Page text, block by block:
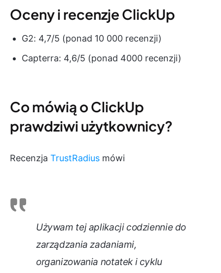
Oceny i recenzje ClickUp
G2: 4,7/5 (ponad 10 000 recenzji)
Capterra: 4,6/5 (ponad 4000 recenzji)
Co mówią o ClickUp
prawdziwi użytkownicy?
Recenzja TrustRadius mówi
Używam tej aplikacji codziennie do
zarządzania zadaniami,
organizowania notatek i cyklu